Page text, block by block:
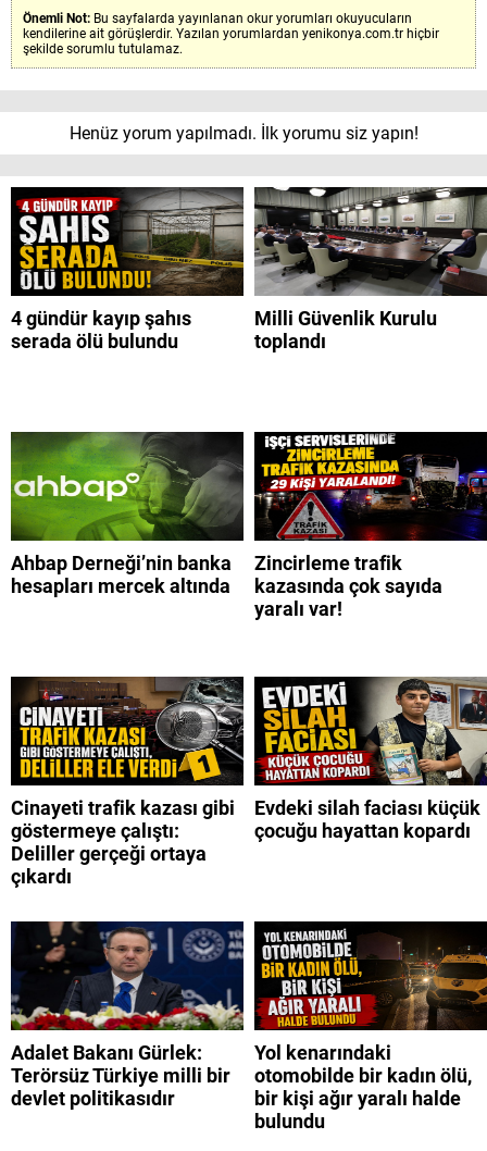
Önemli Not: Bu sayfalarda yayınlanan okur yorumları okuyucuların
kendilerine ait görüşlerdir. Yazılan yorumlardan yenikonya.com.tr hiçbir
şekilde sorumlu tutulamaz.
Henüz yorum yapılmadı. İlk yorumu siz yapın!
4 gündür kayıp şahıs
serada ölü bulundu
Milli Güvenlik Kurulu
toplandı
Ahbap Derneği’nin banka
hesapları mercek altında
Zincirleme trafik
kazasında çok sayıda
yaralı var!
Cinayeti trafik kazası gibi
göstermeye çalıştı:
Deliller gerçeği ortaya
çıkardı
Evdeki silah faciası küçük
çocuğu hayattan kopardı
Adalet Bakanı Gürlek:
Terörsüz Türkiye milli bir
devlet politikasıdır
Yol kenarındaki
otomobilde bir kadın ölü,
bir kişi ağır yaralı halde
bulundu